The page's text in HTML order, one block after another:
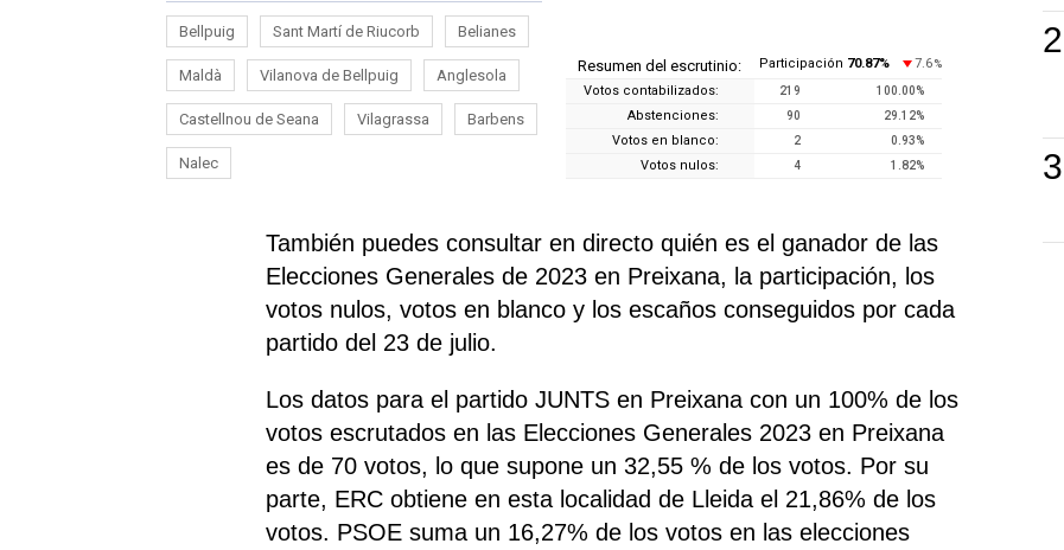
Bellpuig Sant Martí de Riucorb Belianes
Maldà Vilanova de Bellpuig Anglesola
Castellnou de Seana Vilagrassa Barbens
Nalec
Resumen del escrutinio: Participación 70.87% 7.6 %
Votos contabilizados: 219 100.00%
Abstenciones: 90 29.12%
Votos en blanco: 2 0.93%
Votos nulos: 4 1.82%
También puedes consultar en directo quién es el ganador de las
Elecciones Generales de 2023 en Preixana, la participación, los
votos nulos, votos en blanco y los escaños conseguidos por cada
partido del 23 de julio.
Los datos para el partido JUNTS en Preixana con un 100% de los
votos escrutados en las Elecciones Generales 2023 en Preixana
es de 70 votos, lo que supone un 32,55 % de los votos. Por su
parte, ERCobtiene en esta localidad de Lleida el 21,86% de los
votos. PSOEsuma un 16,27% de los votos en las elecciones